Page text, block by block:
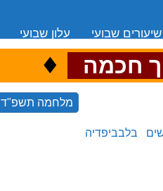
עלון שבועי שיעורים שבועי
חכמה ♦
מלחמה תשפ"ד
בלבביפדיה